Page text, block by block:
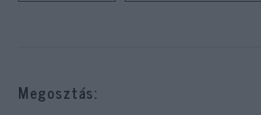
Megosztás: